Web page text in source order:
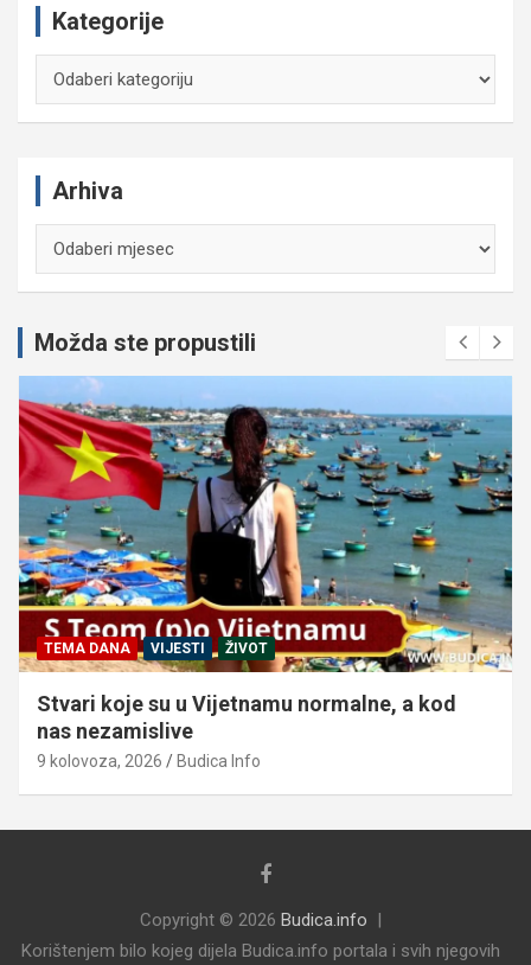
Kategorije
Arhiva
Možda ste propustili
TEMA DANA VIJESTI ŽIVOT
Stvari koje su u Vijetnamu normalne, a kod
nas nezamislive
9 kolovoza, 2026 Budica Info
Copyright © 2026 Budica.info
Korištenjem bilo kojeg dijela Budica.info portala i svih njegovih